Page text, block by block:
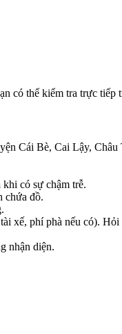
có thể kiểm tra trực tiếp
Cái Bè, Cai Lậy,
có sự chậm trễ.
chứa đồ.
xế, phí phà nếu có).
nhận diện.